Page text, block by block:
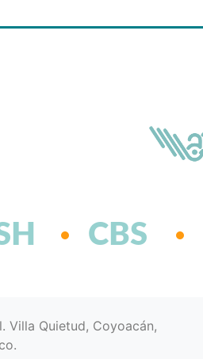
CBS
Villa Quietud, Coyoacán,